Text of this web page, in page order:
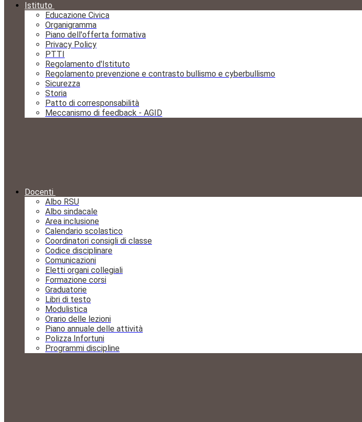
Istituto
Educazione Civica
Organigramma
Piano dell'offerta formativa
Privacy Policy
PTTI
Regolamento d'Istituto
Regolamento prevenzione e contrasto bullismo e cyberbullismo
Sicurezza
Storia
Patto di corresponsabilità
Meccanismo di feedback - AGID
Docenti
Albo RSU
Albo sindacale
Area inclusione
Calendario scolastico
Coordinatori consigli di classe
Codice disciplinare
Comunicazioni
Eletti organi collegiali
Formazione corsi
Graduatorie
Libri di testo
Modulistica
Orario delle lezioni
Piano annuale delle attività
Polizza Infortuni
Programmi discipline